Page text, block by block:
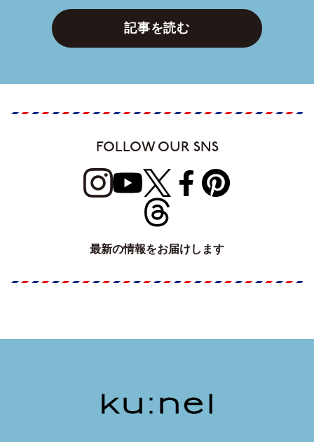
記事を読む
FOLLOW OUR SNS
最新の情報をお届けします